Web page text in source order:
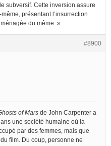
subversif. Cette inversion assure
présentant l’insurrection
du même. »
#8900
of Mars de John Carpenter a
une société humaine où la
par des femmes, mais que
film. Du coup, personne ne